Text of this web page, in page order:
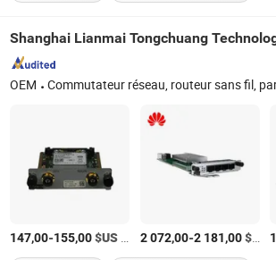
Shanghai Lianmai Tongchuang
OEM Commutateur réseau, routeur sans fil, pare-feu,
147,00-155,00$US 2 072,00-2 181,00$US